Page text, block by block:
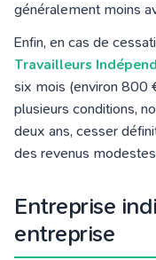
généralement moins
Enfin, en cas de
Travailleurs
six mois (environ 800
plusieurs conditions,
deux ans, cesser
des revenus
Entreprise
entreprise